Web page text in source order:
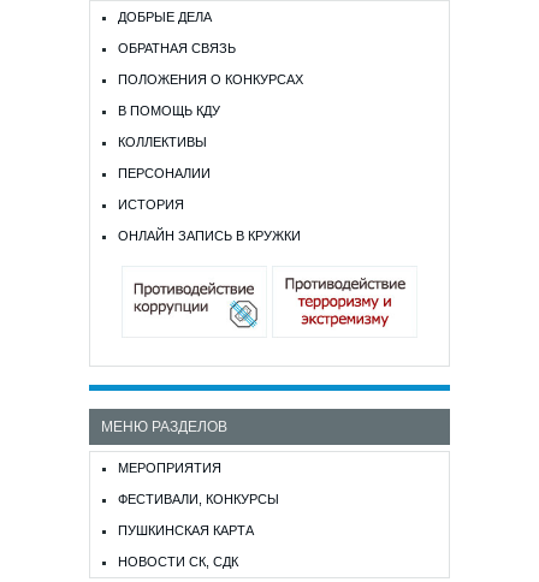
ДОБРЫЕ ДЕЛА
ОБРАТНАЯ СВЯЗЬ
ПОЛОЖЕНИЯ О КОНКУРСАХ
В ПОМОЩЬ КДУ
КОЛЛЕКТИВЫ
ПЕРСОНАЛИИ
ИСТОРИЯ
ОНЛАЙН ЗАПИСЬ В КРУЖКИ
МЕНЮ РАЗДЕЛОВ
МЕРОПРИЯТИЯ
ФЕСТИВАЛИ, КОНКУРСЫ
ПУШКИНСКАЯ КАРТА
НОВОСТИ СК, СДК